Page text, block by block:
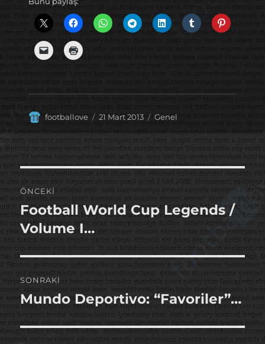
Yazar
footballove
Yayın
tarihi
21 Mart 2013 Kategoriler
Genel
Yazı
gezinmesi
ÖNCEKI
Önceki
yazı:
Football World Cup Legends /
Volume I…
SONRAKI
Sonraki
yazı:
Mundo Deportivo: “Favoriler”…